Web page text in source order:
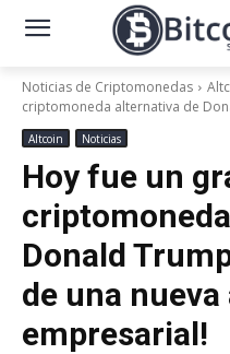
Noticias de Criptomonedas
criptomoneda alternativa de
Altcoin Noticias
Hoy fue un
Donald
de una
empresarial!